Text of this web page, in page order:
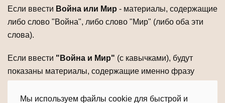
Мы используем файлы cookie для быстрой и
Если ввести Война или Мир - материалы, содержащие
либо слово "Война", либо слово "Мир" (либо оба эти
слова).
Если ввести "Война и Мир" (с кавычками), будут
показаны материалы, содержащие именно фразу